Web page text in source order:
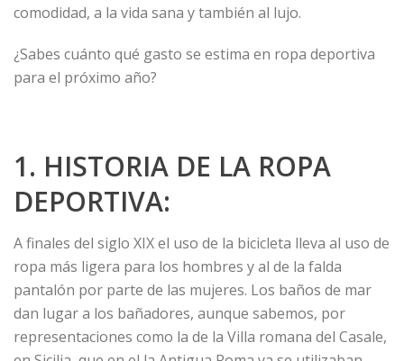
comodidad, a la vida sana y también al lujo.
¿Sabes cuánto qué gasto se estima en ropa deportiva
para el próximo año?
1. HISTORIA DE LA ROPA
DEPORTIVA:
A finales del siglo XIX el uso de la bicicleta lleva al uso de
ropa más ligera para los hombres y al de la falda
pantalón por parte de las mujeres. Los baños de mar
dan lugar a los bañadores, aunque sabemos, por
representaciones como la de la Villa romana del Casale,